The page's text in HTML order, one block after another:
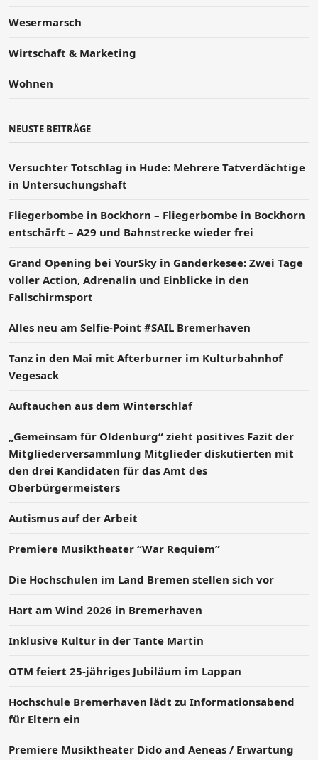
Wesermarsch
Wirtschaft & Marketing
Wohnen
NEUSTE BEITRÄGE
Versucht­er Totschlag in Hude: Mehrere Tatverdächtige
in Untersuchungshaft
Fliegerbombe in Bockhorn – Fliegerbombe in Bockhorn
entschärft – A29 und Bahnstrecke wieder frei
Grand Opening bei YourSky in Ganderkesee: Zwei Tage
voller Action, Adrenalin und Einblicke in den
Fallschirmsport
Alles neu am Selfie-Point #SAIL Bremerhaven
Tanz in den Mai mit Afterburner im Kulturbahnhof
Vegesack
Auftauchen aus dem Winterschlaf
„Gemeinsam für Oldenburg“ zieht positives Fazit der
Mitgliederversammlung Mitglieder diskutierten mit
den drei Kandidaten für das Amt des
Oberbürgermeisters
Autismus auf der Arbeit
Premiere Musiktheater “War Requiem”
Die Hochschulen im Land Bremen stellen sich vor
Hart am Wind 2026 in Bremerhaven
Inklusive Kultur in der Tante Martin
OTM feiert 25-jähriges Jubiläum im Lappan
Hochschule Bremerhaven lädt zu Informationsabend
für Eltern ein
Premiere Musiktheater Dido and Aeneas / Erwartung